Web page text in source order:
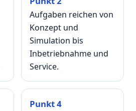
Aufgaben reichen von
Konzept und
Simulation bis
Inbetriebnahme und
Service.
Punkt 4